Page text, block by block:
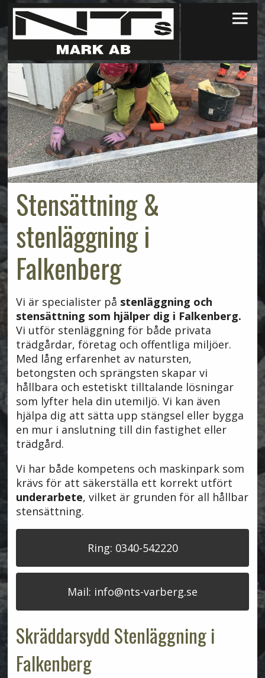
×
Stensättning &
stenläggning i
Falkenberg
Vi är specialister på stenläggning och
stensättning som hjälper dig i Falkenberg.
Vi utför stenläggning för både privata
trädgårdar, företag och offentliga miljöer.
Med lång erfarenhet av natursten,
betongsten och sprängsten skapar vi
hållbara och estetiskt tilltalande lösningar
som lyfter hela din utemiljö. Vi kan även
hjälpa dig att sätta upp stängsel eller bygga
en mur i anslutning till din fastighet eller
trädgård.
Vi har både kompetens och maskinpark som
krävs för att säkerställa ett korrekt utfört
underarbete, vilket är grunden för all hållbar
stensättning.
Ring: 0340-542220
Mail: info@nts-varberg.se
Skräddarsydd Stenläggning i
Falkenberg